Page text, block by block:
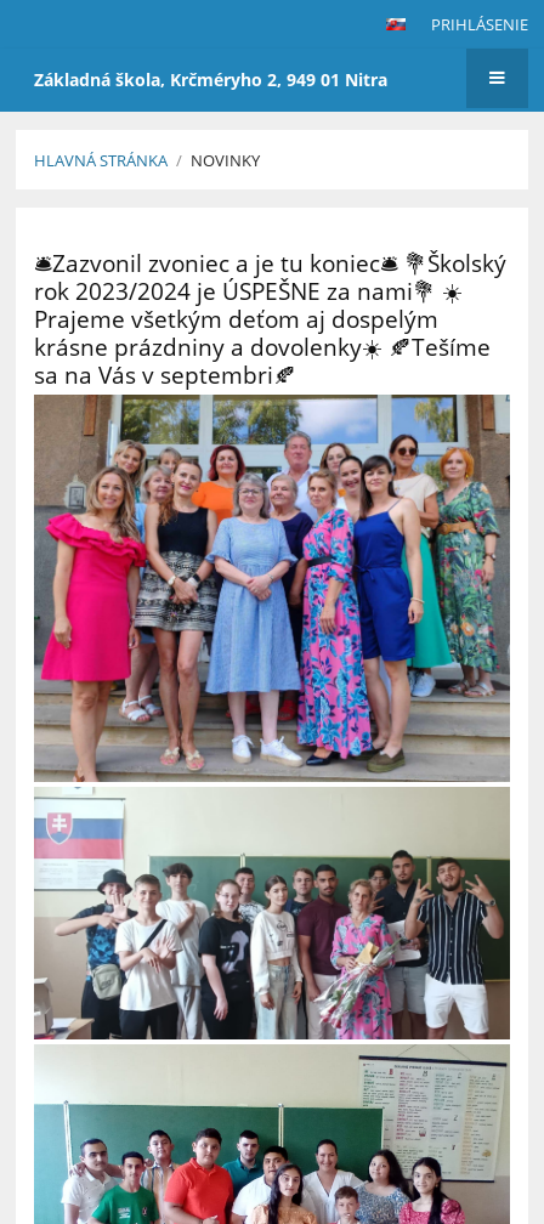
PRIHLÁSENIE
Základná škola, Krčméryho 2, 949 01 Nitra
HLAVNÁ STRÁNKA / NOVINKY
🛎️Zazvonil zvoniec a je tu koniec🛎️ 💐Školský
rok 2023/2024 je ÚSPEŠNE za nami💐 ☀️
Prajeme všetkým deťom aj dospelým
krásne prázdniny a dovolenky☀️ 🍂Tešíme
sa na Vás v septembri🍂